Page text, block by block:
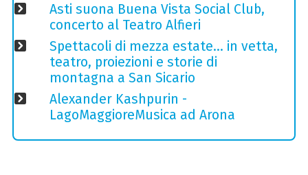
Asti suona Buena Vista Social Club,
concerto al Teatro Alfieri
Spettacoli di mezza estate… in vetta,
teatro, proiezioni e storie di
montagna a San Sicario
Alexander Kashpurin -
LagoMaggioreMusica ad Arona